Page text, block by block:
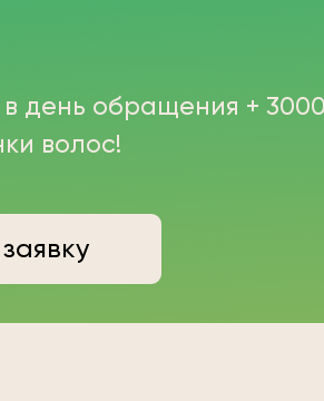
день обращения +
волос!